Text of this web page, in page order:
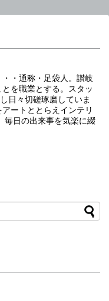
・通称・足袋人。讃岐
を職業とする。スタッ
日々切磋琢磨していま
ートととらえインテリ
毎日の出来事を気楽に綴